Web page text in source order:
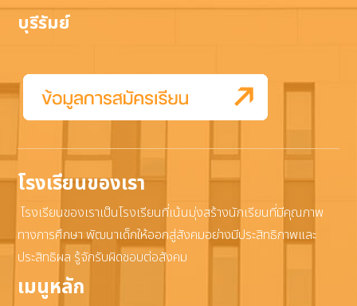
บุรีรัมย์
โรงเรียนของเรา
โรงเรียนของเราเป็นโรงเรียนที่เน้นมุ่งสร้างนักเรียนที่มีคุณภาพ
ทางการศึกษา พัฒนาเด็กให้ออกสู่สังคมอย่างมีประสิทธิภาพและ
ประสิทธิผล รู้จักรับผิดชอบต่อสังคม
เมนูหลัก